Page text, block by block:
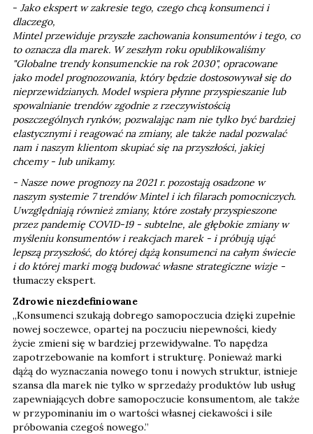
- Jako ekspert w zakresie tego, czego chcą konsumenci i
dlaczego,
Mintel przewiduje przyszłe zachowania konsumentów i tego, co
to oznacza dla marek. W zeszłym roku opublikowaliśmy
"Globalne trendy konsumenckie na rok 2030", opracowane
jako model prognozowania, który będzie dostosowywał się do
nieprzewidzianych. Model wspiera płynne przyspieszanie lub
spowalnianie trendów zgodnie z rzeczywistością
poszczególnych rynków, pozwalając nam nie tylko być bardziej
elastycznymi i reagować na zmiany, ale także nadal pozwalać
nam i naszym klientom skupiać się na przyszłości, jakiej
chcemy - lub unikamy.
- Nasze nowe prognozy na 2021 r. pozostają osadzone w
naszym systemie 7 trendów Mintel i ich filarach pomocniczych.
Uwzględniają również zmiany, które zostały przyspieszone
przez pandemię COVID-19 - subtelne, ale głębokie zmiany w
myśleniu konsumentów i reakcjach marek - i próbują ująć
lepszą przyszłość, do której dążą konsumenci na całym świecie
i do której marki mogą budować własne strategiczne wizje -
tłumaczy ekspert.
Zdrowie niezdefiniowane
„Konsumenci szukają dobrego samopoczucia dzięki zupełnie
nowej soczewce, opartej na poczuciu niepewności, kiedy
życie zmieni się w bardziej przewidywalne. To napędza
zapotrzebowanie na komfort i strukturę. Ponieważ marki
dążą do wyznaczania nowego tonu i nowych struktur, istnieje
szansa dla marek nie tylko w sprzedaży produktów lub usług
zapewniających dobre samopoczucie konsumentom, ale także
w przypominaniu im o wartości własnej ciekawości i sile
próbowania czegoś nowego.”